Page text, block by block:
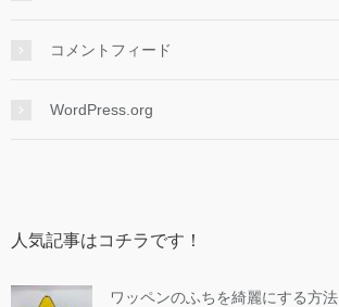
コメントフィード
WordPress.org
人気記事はコチラです！
ワッペンのふちを綺麗にする方法